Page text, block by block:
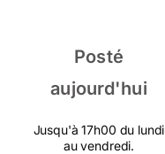
Posté
aujourd'hui
Jusqu'à 17h00 du lundi
au vendredi.